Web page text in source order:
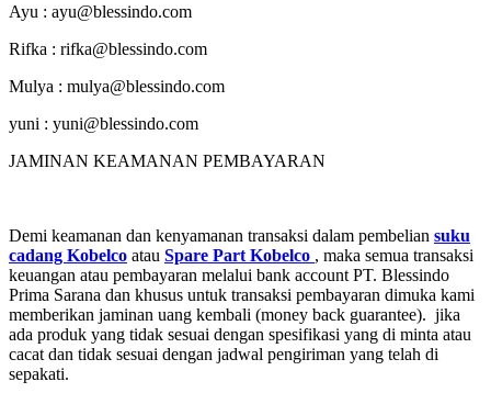
Ayu : ayu@blessindo.com
Rifka : rifka@blessindo.com
Mulya : mulya@blessindo.com
yuni : yuni@blessindo.com
JAMINAN KEAMANAN PEMBAYARAN
Demi keamanan dan kenyamanan transaksi dalam pembelian suku
cadang Kobelco atau Spare Part Kobelco , maka semua transaksi
keuangan atau pembayaran melalui bank account PT. Blessindo
Prima Sarana dan khusus untuk transaksi pembayaran dimuka kami
memberikan jaminan uang kembali (money back guarantee). jika
ada produk yang tidak sesuai dengan spesifikasi yang di minta atau
cacat dan tidak sesuai dengan jadwal pengiriman yang telah di
sepakati.